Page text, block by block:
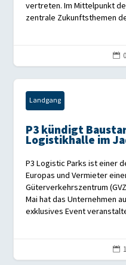
vertreten. Im Mittelpunkt
zentrale Zukunftsthemen

Landgang
P3 kündigt
Logistikhalle im
P3 Logistic Parks ist einer
Europas und Vermieter
Güterverkehrszentrum
Mai hat das Unternehmen
exklusives Event
